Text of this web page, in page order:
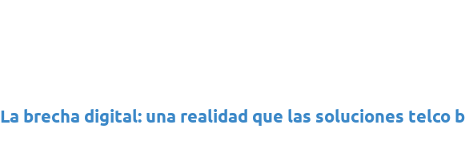
La brecha digital: una realidad que las soluciones telco